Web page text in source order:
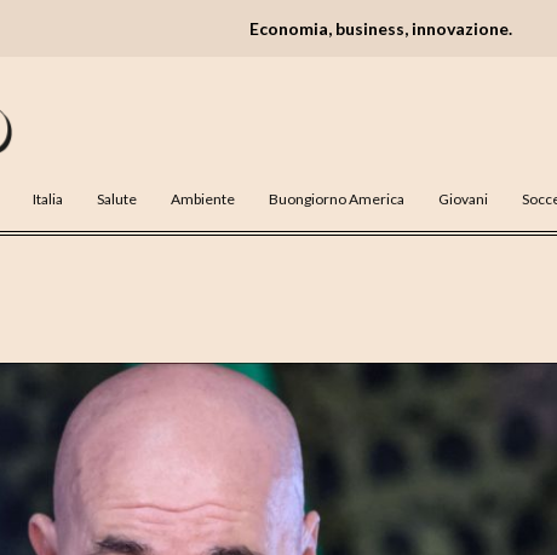
Economia, business, innovazione.
Italia Salute Ambiente Buongiorno America Giovani